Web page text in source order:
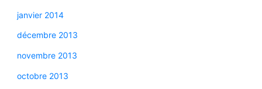
janvier 2014
décembre 2013
novembre 2013
octobre 2013